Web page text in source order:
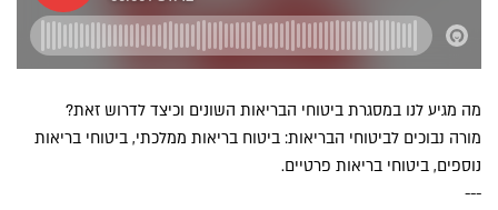
מה מגיע לנו במסגרת ביטוחי הבריאות השונים וכיצד לדרוש זאת?
מורה נבוכים לביטוחי הבריאות: ביטוח בריאות ממלכתי, ביטוחי בריאות
נוספים, ביטוחי בריאות פרטיים.
---